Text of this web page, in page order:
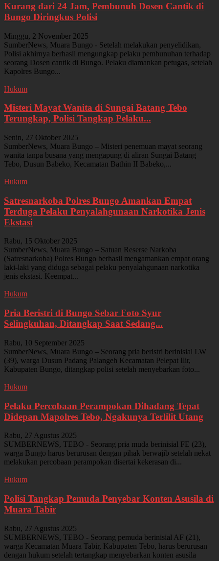
Kurang dari 24 Jam, Pembunuh Dosen Cantik di
Bungo Diringkus Polisi
Minggu, 2 November 2025
SumberNews, Muara Bungo - Setelah melakukan penyelidikan,
Polisi akhirnya berhasil mengungkap pelaku pembunuhan terhadap
seorang Dosen cantik di Bungo. Pelaku diamankan petugas, setelah
Kapolres Bungo...
Hukum
Misteri Mayat Wanita di Sungai Batang Tebo
Terungkap, Polisi Tangkap Pelaku...
Senin, 27 Oktober 2025
SumberNews, Muara Bungo – Misteri penemuan mayat seorang
wanita tanpa busana yang mengapung di aliran Sungai Batang
Tebo, Dusun Babeko, Kecamatan Bathin II Babeko,...
Hukum
Satresnarkoba Polres Bungo Amankan Empat
Terduga Pelaku Penyalahgunaan Narkotika Jenis
Ekstasi
Rabu, 15 Oktober 2025
SumberNews, Muara Bungo – Satuan Reserse Narkoba
(Satresnarkoba) Polres Bungo berhasil mengamankan empat orang
laki-laki yang diduga sebagai pelaku penyalahgunaan narkotika
jenis ekstasi. Keempat...
Hukum
Pria Beristri di Bungo Sebar Foto Syur
Selingkuhan, Ditangkap Saat Sedang...
Rabu, 10 September 2025
SumberNews, Muara Bungo – Seorang pria beristri berinisial LW
(39), warga Dusun Padang Palangeh Kecamatan Pelepat Ilir,
Kabupaten Bungo, ditangkap polisi setelah menyebarkan foto...
Hukum
Pelaku Percobaan Perampokan Dihadang Tepat
Didepan Mapolres Tebo, Ngakunya Terlilit Utang
Rabu, 27 Agustus 2025
SUMBERNEWS, TEBO - Seorang pria muda berinisial FE (23),
warga Bungo harus berurusan dengan pihak berwajib setelah nekat
melakukan percobaan perampokan disertai kekerasan di...
Hukum
Polisi Tangkap Pemuda Penyebar Konten Asusila di
Muara Tabir
Rabu, 27 Agustus 2025
SUMBERNEWS, TEBO - Seorang pemuda berinisial AF (21),
warga Kecamatan Muara Tabir, Kabupaten Tebo, harus berurusan
dengan hukum setelah tertangkap menyebarkan konten asusila